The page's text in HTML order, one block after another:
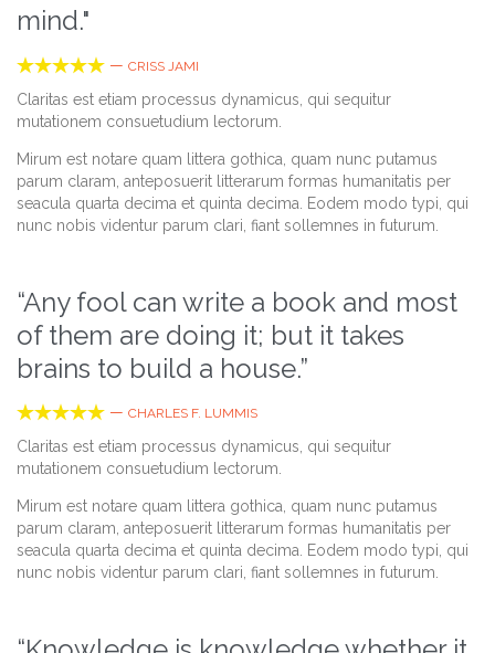
mind."
 — CRISS JAMI
Claritas est etiam processus dynamicus, qui sequitur
mutationem consuetudium lectorum.
Mirum est notare quam littera gothica, quam nunc putamus
parum claram, anteposuerit litterarum formas humanitatis per
seacula quarta decima et quinta decima. Eodem modo typi, qui
nunc nobis videntur parum clari, fiant sollemnes in futurum.
“Any fool can write a book and most
of them are doing it; but it takes
brains to build a house.”
 — CHARLES F. LUMMIS
Claritas est etiam processus dynamicus, qui sequitur
mutationem consuetudium lectorum.
Mirum est notare quam littera gothica, quam nunc putamus
parum claram, anteposuerit litterarum formas humanitatis per
seacula quarta decima et quinta decima. Eodem modo typi, qui
nunc nobis videntur parum clari, fiant sollemnes in futurum.